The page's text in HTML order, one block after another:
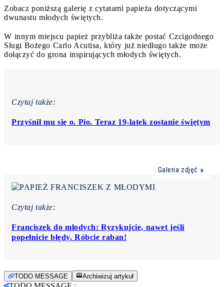
Zobacz poniższą galerię z cytatami papieża dotyczącymi
dwunastu młodych świętych.
W innym miejscu papież przybliża także postać Czcigodnego
Sługi Bożego Carlo Acutisa, który już niedługo także może
dołączyć do grona inspirujących młodych świętych.
Czytaj także:
Przyśnił mu się o. Pio. Teraz 19-latek zostanie świętym
Galeria zdjęć
Czytaj także:
Franciszek do młodych: Ryzykujcie, nawet jeśli
popełnicie błędy. Róbcie raban!
TODO MESSAGE Archiwizuj artykuł